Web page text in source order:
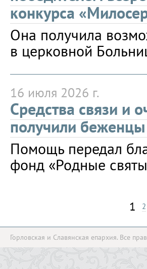
конкурса
Она получила
в церковной
16 июля 2026 г.
Средства связи и
получили
Помощь передал
фонд «Родные
1 2
Горловская и Славянская епархия. Все